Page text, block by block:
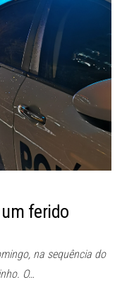
ferido
na sequência do
O…